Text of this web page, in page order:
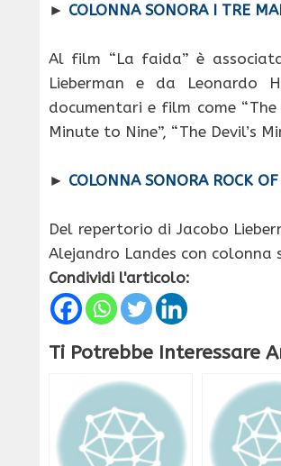
► COLONNA SONORA I TRE
Al film “La faida” è
Lieberman e da Leonardo
documentari e film come “The
Minute to Nine”, “The Devil’s
► COLONNA SONORA ROCK OF
Del repertorio di Jacobo
Alejandro Landes con colonna
Condividi l'articolo:
Ti Potrebbe Interessare